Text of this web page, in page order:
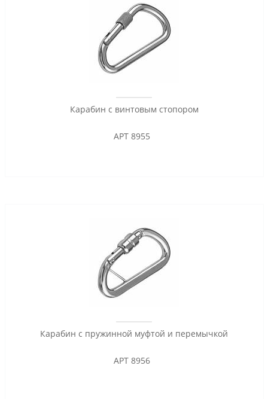
Карабин с винтовым стопором
АРТ 8955
Карабин с пружинной муфтой и перемычкой
АРТ 8956